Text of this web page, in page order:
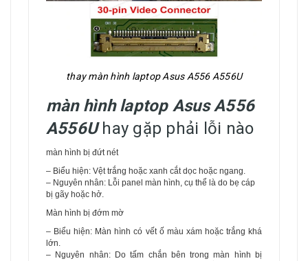
thay màn hình laptop Asus A556 A556U
màn hình laptop Asus A556
A556Uhay gặp phải lỗi nào
màn hình bị đứt nét
– Biểu hiện: Vệt trắng hoặc xanh cắt dọc hoặc ngang.
– Nguyên nhân: Lỗi panel màn hình, cụ thể là do bẹ cáp
bị gãy hoặc hở.
Màn hình bị đớm mờ
– Biểu hiện: Màn hình có vết ố màu xám hoặc trắng khá
lớn.
– Nguyên nhân: Do tấm chắn bên trong màn hình bị